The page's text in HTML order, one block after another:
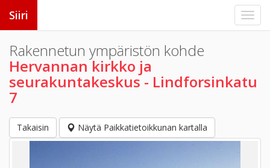
Siiri
Rakennetun ympäristön kohde
Hervannan kirkko ja
seurakuntakeskus - Lindforsinkatu
7
Takaisin Näytä Paikkatietoikkunan kartalla